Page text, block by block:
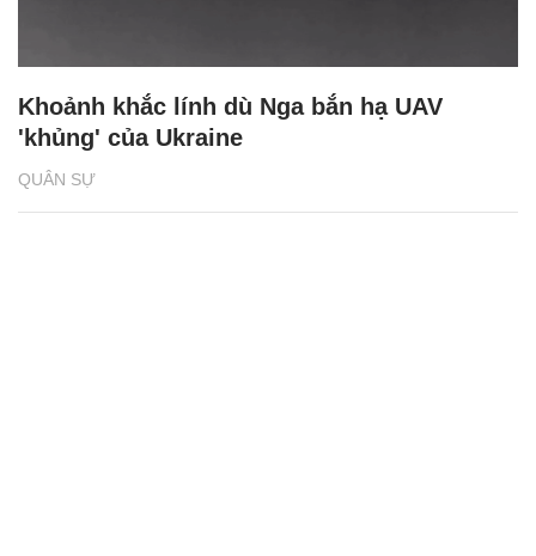
QUÂN SỰ
Khoảnh khắc lính dù Nga bắn hạ UAV
'khủng' của Ukraine